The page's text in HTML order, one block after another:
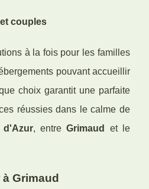
couples
à la fois pour les familles
pouvant accueillir
choix garantit une parfaite
réussies dans le calme de
d'Azur, entreGrimaud
et le
Grimaud